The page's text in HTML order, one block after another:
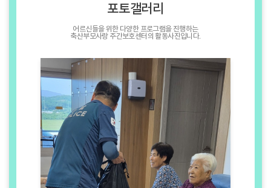
포토갤러리
어르신들을 위한 다양한 프로그램을 진행하는
축산부모사랑 주간보호센터의 활동사진입니다.